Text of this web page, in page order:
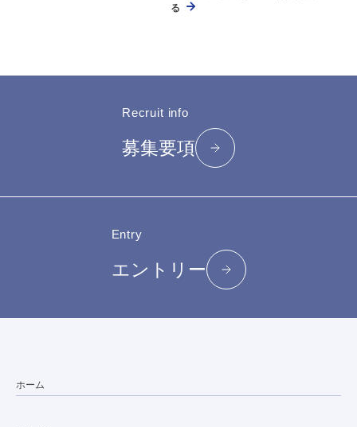
る
Recruit info
募集要項
Entry
エントリー
ホーム